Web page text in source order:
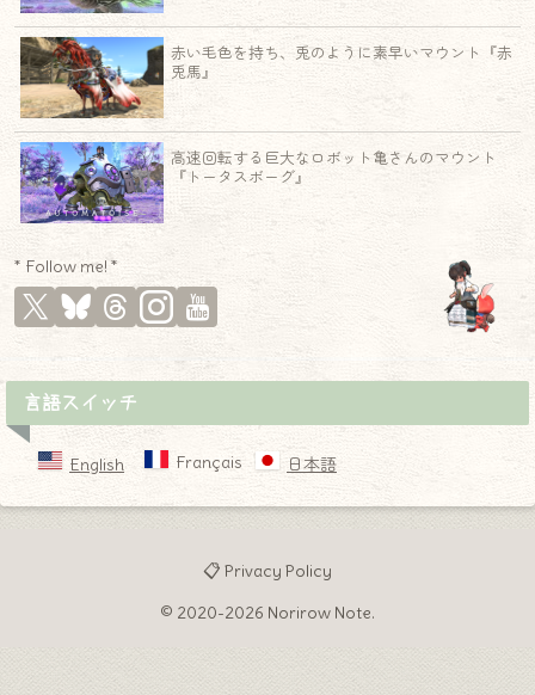
赤い毛色を持ち、兎のように素早いマウント『赤
兎馬』
高速回転する巨大なロボット亀さんのマウント
『トータスボーグ』
* Follow me! *
言語スイッチ
English Français 日本語
📋 Privacy Policy
© 2020-2026 Norirow Note.